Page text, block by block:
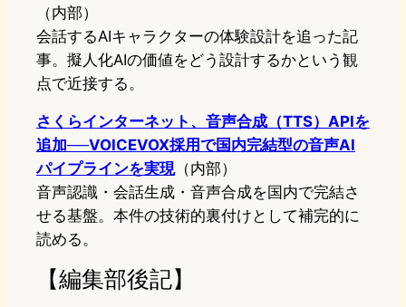
（内部）
会話するAIキャラクターの体験設計を追った記
事。擬人化AIの価値をどう設計するかという観
点で近接する。
さくらインターネット、音声合成（TTS）APIを
追加──VOICEVOX採用で国内完結型の音声AI
パイプラインを実現（内部）
音声認識・会話生成・音声合成を国内で完結さ
せる基盤。本件の技術的裏付けとして補完的に
読める。
【編集部後記】